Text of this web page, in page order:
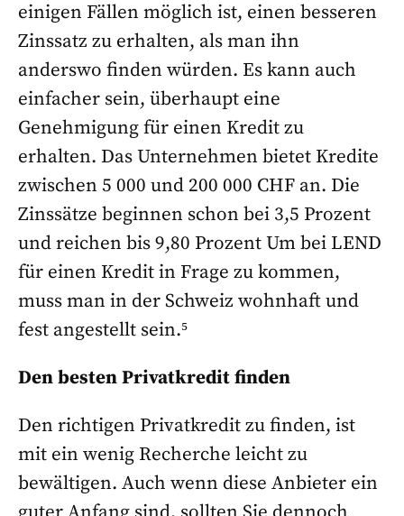
einigen Fällen möglich ist, einen besseren
Zinssatz zu erhalten, als man ihn
anderswo finden würden. Es kann auch
einfacher sein, überhaupt eine
Genehmigung für einen Kredit zu
erhalten. Das Unternehmen bietet Kredite
zwischen 5 000 und 200 000 CHF an. Die
Zinssätze beginnen schon bei 3,5 Prozent
und reichen bis 9,80 Prozent Um bei LEND
für einen Kredit in Frage zu kommen,
muss man in der Schweiz wohnhaft und
fest angestellt sein.⁵
Den besten Privatkredit finden
Den richtigen Privatkredit zu finden, ist
mit ein wenig Recherche leicht zu
bewältigen. Auch wenn diese Anbieter ein